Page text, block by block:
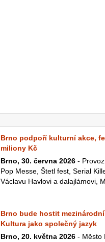
Brno podpoří kulturní akce,
miliony Kč
Brno, 30. června 2026 -
Pop Messe, Štetl fest, Serial
Václavu Havlovi a dalajlámovi,
Brno bude hostit
Kultura jako společný jazyk
Brno, 20. května 2026 - Město